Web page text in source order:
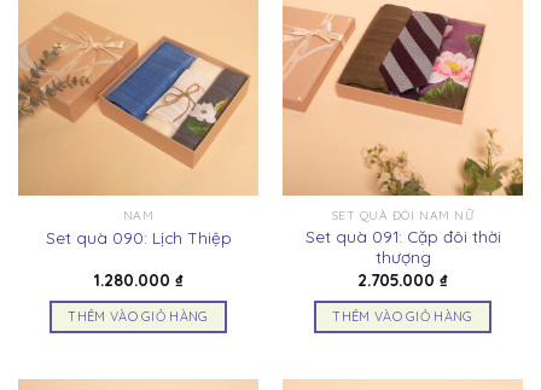
NAM
Set quà 090: Lịch Thiệp
1.280.000 ₫
THÊM VÀO GIỎ HÀNG
SET QUÀ ĐÔI NAM NỮ
Set quà 091: Cặp đôi thời
thượng
2.705.000 ₫
THÊM VÀO GIỎ HÀNG